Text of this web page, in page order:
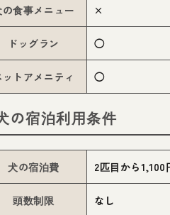
の食事メニュー ×
ドッグラン ◯
トアメニティ ◯
の宿泊利用条件
犬の宿泊費 2匹目から1,100
頭数制限 なし